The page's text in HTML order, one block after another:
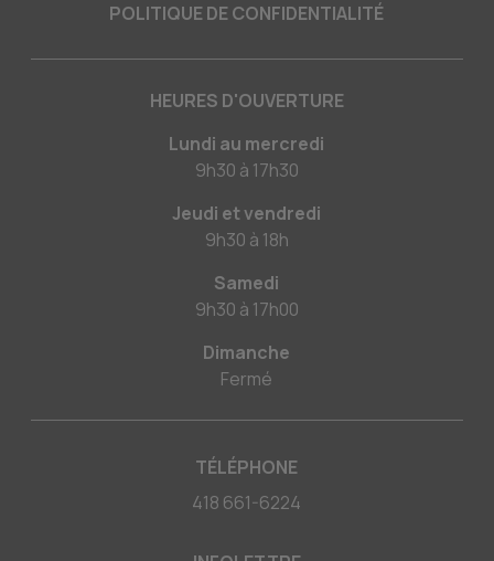
POLITIQUE DE CONFIDENTIALITÉ
HEURES D'OUVERTURE
Lundi au mercredi
9h30 à 17h30
Jeudi et vendredi
9h30 à 18h
Samedi
9h30 à 17h00
Dimanche
Fermé
TÉLÉPHONE
418 661-6224